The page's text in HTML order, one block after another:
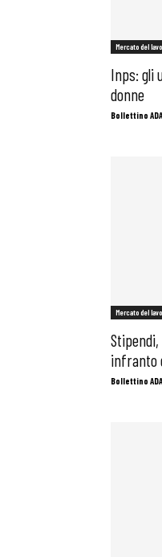
Mercato del
Inps: gli
donne
Bollettino
Mercato del
infranto
Bollettino